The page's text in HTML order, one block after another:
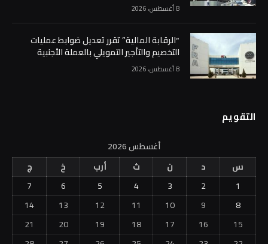
8 أغسطس، 2026
“الرقابة المالية” تقرر تعديل ضوابط عمليات
التخصيم والتأجير التمويلي بالعملة الأجنبية
8 أغسطس، 2026
التقويم
أغسطس 2026
س
د ن ث أرب خ
ج
1
2
3
4
5
6
7
8
9
10
11
12
13
14
15
16
17
18
19
20
21